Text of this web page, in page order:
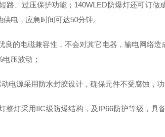
路、过压保护功能；140WLED防爆灯还可订
电，应急时间可达50分钟。
良的电磁兼容性，不会对其它电器，输电网络
压波动；
电源采用防水封胶设计，确保元件不受腐蚀，
整灯采用IIC级防爆结构，及IP66防护等级，